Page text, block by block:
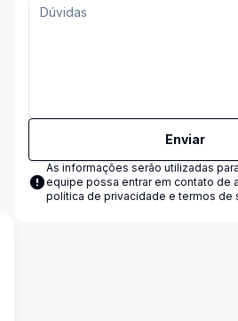
Enviar
As informações serão utilizadas
equipe possa entrar em contato de
política de privacidade e termos de